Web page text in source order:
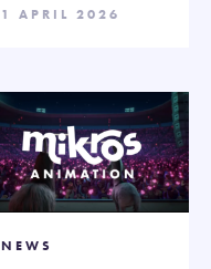
1 APRIL 2026
NEWS